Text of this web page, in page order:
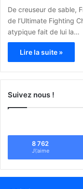
De creuseur de sable,
de l’Ultimate Fighting
atypique fait de lui la…
Lire la suite »
Suivez nous !
8 762
J\'aime